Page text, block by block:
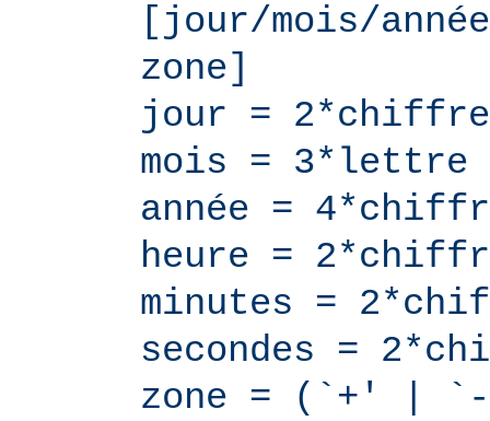
[jour/mois/
zone]
jour = 2*chiffre
mois = 3*lettre
année =
heure =
minutes =
secondes =
zone = (`+' |